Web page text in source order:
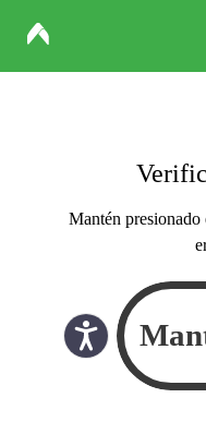
Mantén